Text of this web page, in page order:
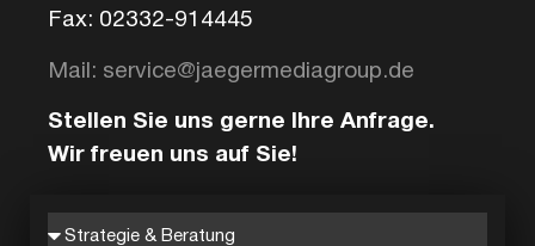
Fax: 02332-914445
Mail: service@jaegermediagroup.de
Stellen Sie uns gerne Ihre Anfrage.
Wir freuen uns auf Sie!